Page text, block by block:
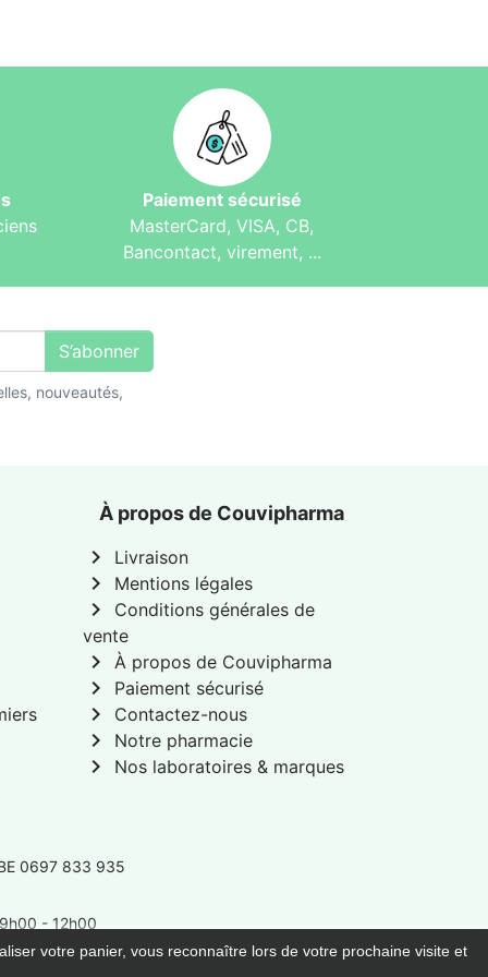
Paiement sécurisé
MasterCard, VISA, CB,
Bancontact, virement, ...
S’abonner
nouveautés,
À propos de Couvipharma
chevron_right Livraison
chevron_right Mentions légales
chevron_right
Conditions générales de
vente
chevron_right À propos de Couvipharma
chevron_right Paiement sécurisé
chevron_right Contactez-nous
chevron_right Notre pharmacie
chevron_right Nos laboratoires & marques
votre panier, vous reconnaître lors de votre prochaine visite et
0697 833 935
- 12h00